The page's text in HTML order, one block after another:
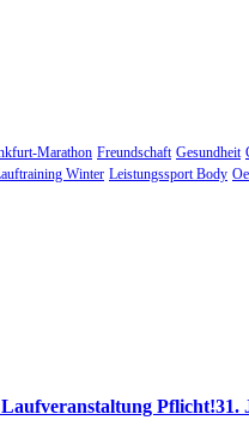
Marathon Freundschaft Gesundheit
Winter Leistungssport Body
Pflicht!31.